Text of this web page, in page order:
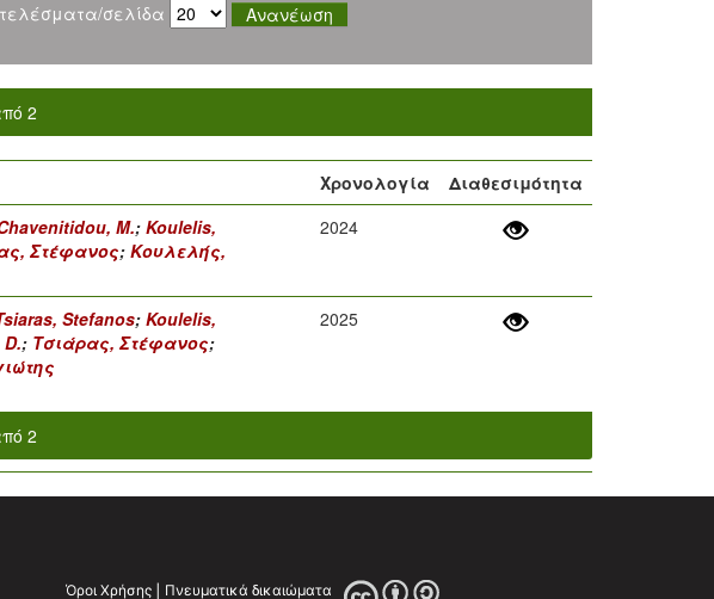
σελίδα
2
Χρονολογία
Διαθεσιμότητα
M.; Koulelis,
Στέφανος; Κουλελής,
2024
Stefanos; Koulelis,
; Τσιάρας, Στέφανος;
2025
2